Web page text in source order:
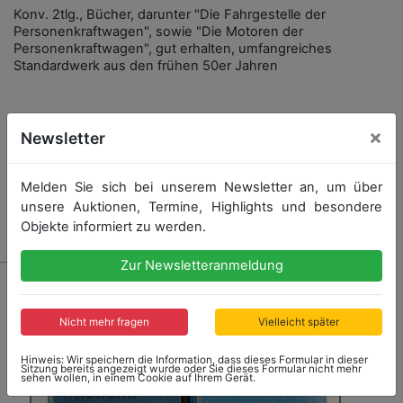
Konv. 2tlg., Bücher, darunter "Die Fahrgestelle der
Personenkraftwagen", sowie "Die Motoren der
Personenkraftwagen", gut erhalten, umfangreiches
Standardwerk aus den frühen 50er Jahren
Ergebnis: 130,00 €
Newsletter ×
Melden Sie sich bei unserem Newsletter an, um über
unsere Auktionen, Termine, Highlights und besondere
Objekte informiert zu werden.
Zur Newsletteranmeldung
Nicht mehr fragen Vielleicht später
Hinweis: Wir speichern die Information, dass dieses Formular in dieser
Sitzung bereits angezeigt wurde oder Sie dieses Formular nicht mehr
sehen wollen, in einem Cookie auf Ihrem Gerät.